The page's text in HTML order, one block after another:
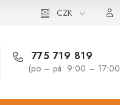
osobních údajů
CZK
775 719 819
(po – pá: 9:00 –